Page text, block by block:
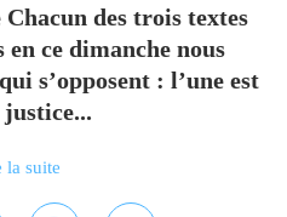
des trois textes
en ce dimanche nous
s’opposent : l’une est
la suite